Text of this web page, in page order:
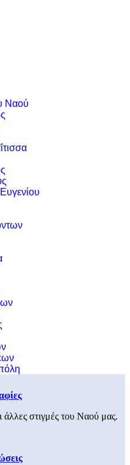
Ναού
στιγμές του Ναού μας.